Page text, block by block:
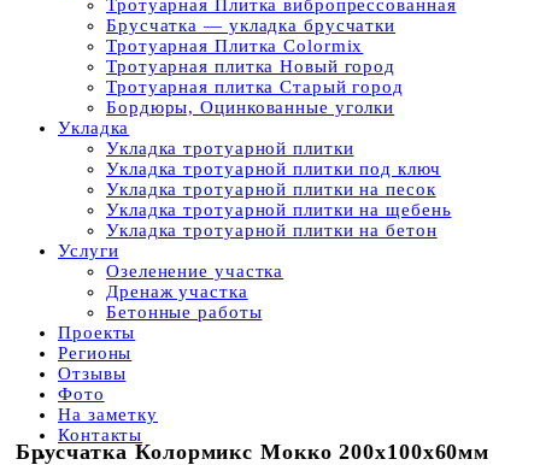
Тротуарная Плитка вибропрессованная
Брусчатка — укладка брусчатки
Тротуарная Плитка Colormix
Тротуарная плитка Новый город
Тротуарная плитка Старый город
Бордюры, Оцинкованные уголки
Укладка
Укладка тротуарной плитки
Укладка тротуарной плитки под ключ
Укладка тротуарной плитки на песок
Укладка тротуарной плитки на щебень
Укладка тротуарной плитки на бетон
Услуги
Озеленение участка
Дренаж участка
Бетонные работы
Проекты
Регионы
Отзывы
Фото
На заметку
Контакты
Брусчатка Колормикс Мокко 200x100x60мм